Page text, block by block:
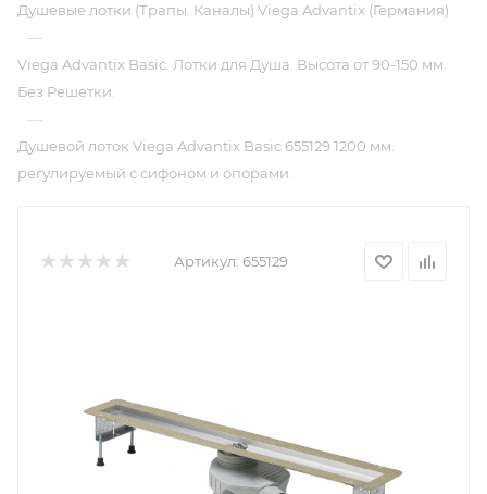
Душевые лотки (Трапы. Каналы) Viega Advantix (Германия)
—
Viega Advantix Basic. Лотки для Душа. Высота от 90-150 мм.
Без Решетки.
—
Душевой лоток Viega Advantix Basic 655129 1200 мм.
регулируемый с сифоном и опорами.
Артикул: 655129